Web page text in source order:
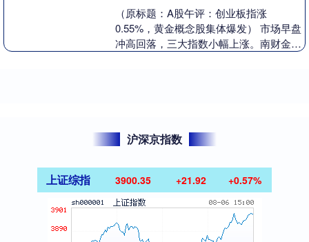
（原标题：A股午评：创业板指涨
0.55%，黄金概念股集体爆发） 市场早盘
冲高回落，三大指数小幅上涨。南财金融
沪深京指数
上证综指 3900.35 +21.92 +0.57%